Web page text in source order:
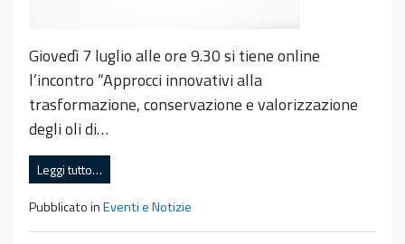
Giovedì 7 luglio alle ore 9.30 si tiene online
l’incontro “Approcci innovativi alla
trasformazione, conservazione e valorizzazione
degli oli di…
Leggi tutto…
Pubblicato inEventi e Notizie